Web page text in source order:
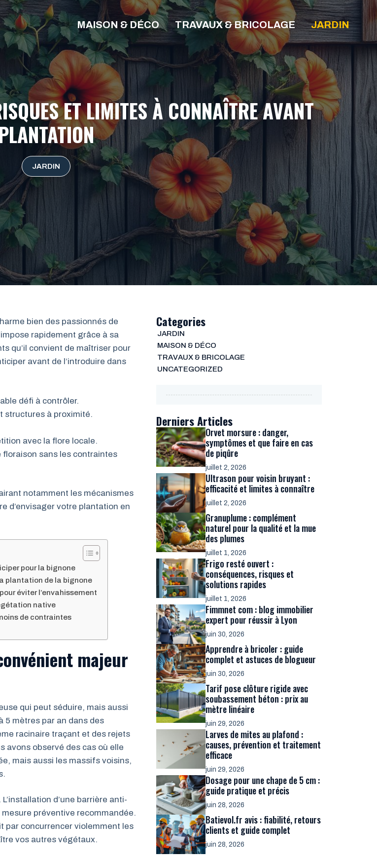
MAISON & DÉCO TRAVAUX & BRICOLAGE JARDIN
ET LIMITES À CONNAÎTRE AVANT
JARDIN
bien des passionnés de
rapidement grâce à sa
qu’il convient de maîtriser pour
avant de l’introduire dans
défi à contrôler.
structures à proximité.
avec la flore locale.
floraison sans les contraintes
notamment les mécanismes
d’envisager votre plantation en
pour la bignone
plantation de la bignone
éviter l’envahissement
native
de contraintes
majeur
qui peut séduire, mais aussi
5 mètres par an dans des
racinaire traçant et des rejets
avons observé des cas où elle
mais aussi les massifs voisins,
d’une barrière anti-
préventive recommandée.
par concurrencer violemment les
vos autres végétaux.
Categories
JARDIN
MAISON & DÉCO
TRAVAUX & BRICOLAGE
UNCATEGORIZED
Derniers Articles
Orvet morsure : danger,
symptômes et que faire en cas
de piqûre
juillet 2, 2026
Ultrason pour voisin bruyant :
efficacité et limites à connaître
juillet 2, 2026
Granuplume : complément
naturel pour la qualité et la mue
des plumes
juillet 1, 2026
Frigo resté ouvert :
conséquences, risques et
solutions rapides
juillet 1, 2026
Fimmnet com : blog immobilier
expert pour réussir à Lyon
juin 30, 2026
Apprendre à bricoler : guide
complet et astuces de blogueur
juin 30, 2026
Tarif pose clôture rigide avec
soubassement béton : prix au
mètre linéaire
juin 29, 2026
Larves de mites au plafond :
causes, prévention et traitement
efficace
juin 29, 2026
Dosage pour une chape de 5 cm :
guide pratique et précis
juin 28, 2026
Batievol.fr avis : fiabilité, retours
clients et guide complet
juin 28, 2026